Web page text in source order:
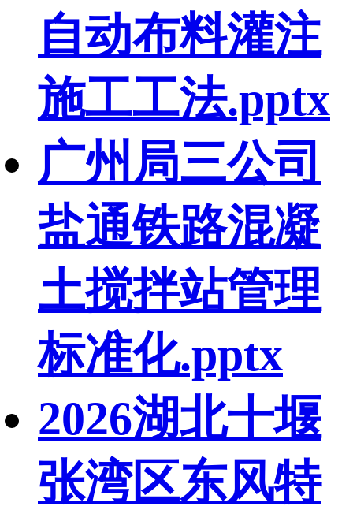
自动布料灌注
施工工法.pptx
广州局三公司
盐通铁路混凝
土搅拌站管理
标准化.pptx
2026湖北十堰
张湾区东风特